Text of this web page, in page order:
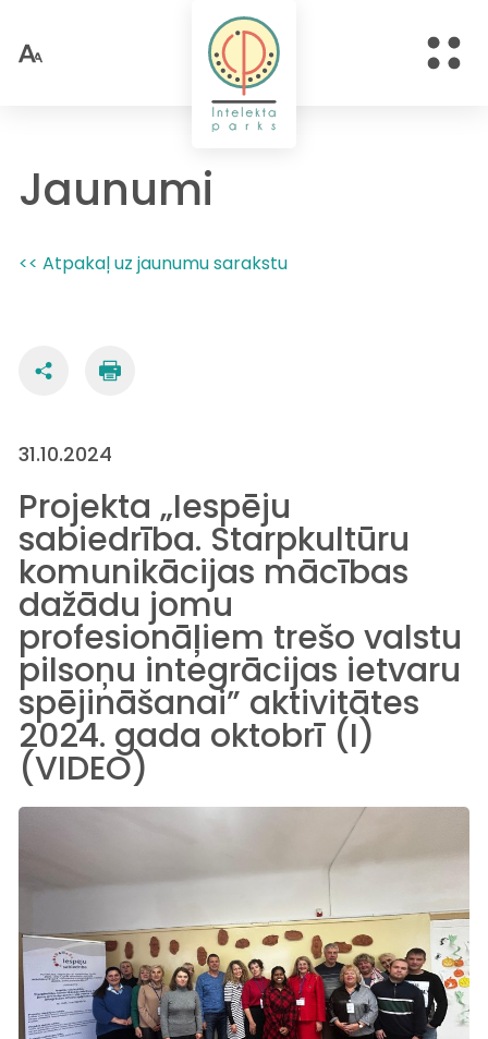
Jaunumi
<< Atpakaļ uz jaunumu sarakstu
31.10.2024
Projekta „Iespēju
sabiedrība. Starpkultūru
komunikācijas mācības
dažādu jomu
profesionāļiem trešo valstu
pilsoņu integrācijas ietvaru
spējināšanai” aktivitātes
2024. gada oktobrī (I)
(VIDEO)